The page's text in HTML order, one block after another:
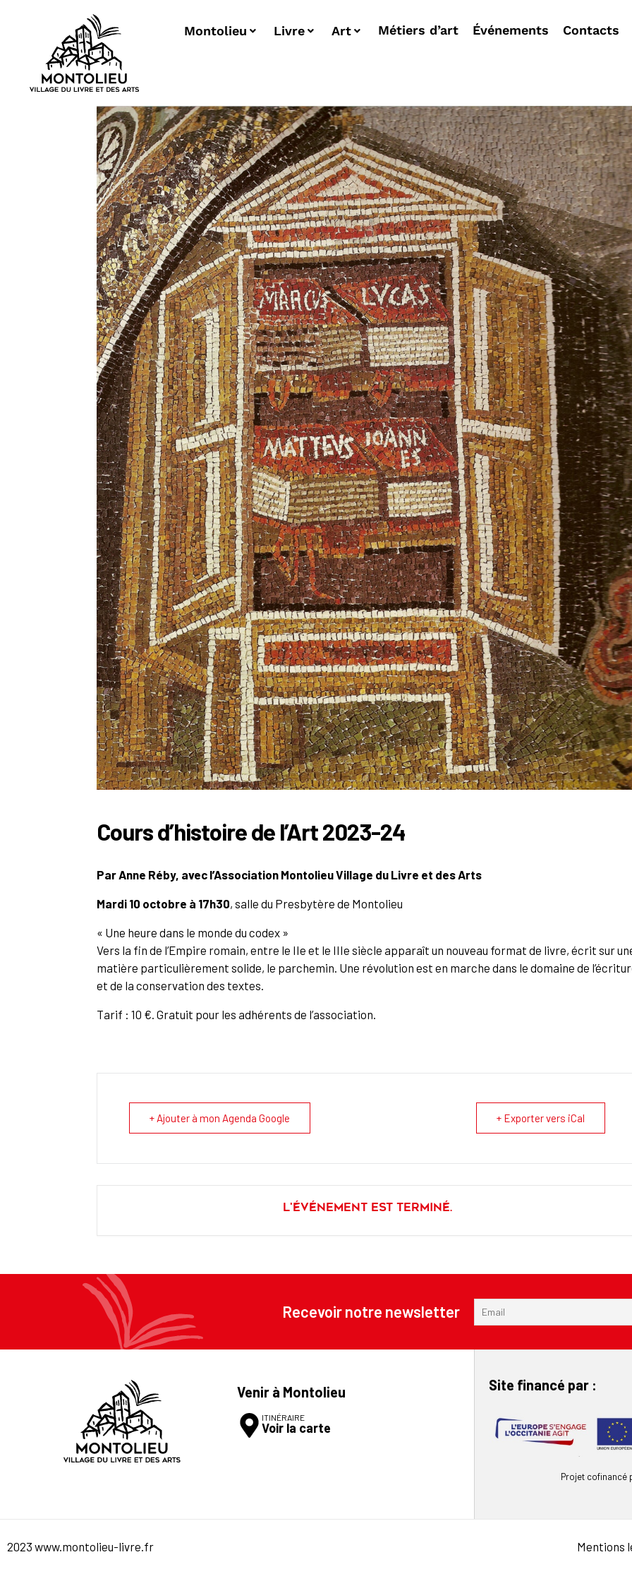
Montolieu Livre Art Métiers d’art Événements Contacts
Cours d’histoire de l’Art 2023-24
Par Anne Réby, avec l’Association Montolieu Village du Livre et des Arts
Mardi 10 octobre à 17h30, salle du Presbytère de Montolieu
« Une heure dans le monde du codex »
Vers la fin de l’Empire romain, entre le IIe et le IIIe siècle apparaît un nouveau format de livre, écrit sur
matière particulièrement solide, le parchemin. Une révolution est en marche dans le domaine de
et de la conservation des textes.
Tarif : 10 €. Gratuit pour les adhérents de l’association.
+ Ajouter à mon Agenda Google + Exporter vers iCal
L'événement est terminé.
Recevoir notre newsletter
Venir à Montolieu
ITINÉRAIRE
Voir la carte
Site financé par :
Projet cofinancé
2023 www.montolieu-livre.fr Mentions